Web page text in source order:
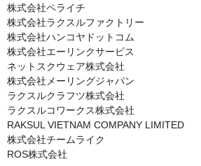
株式会社ペライチ
株式会社ラクスルファクトリー
株式会社ハンコヤドットコム
株式会社エーリンクサービス
ネットスクウェア株式会社
株式会社メーリングジャパン
ラクスルクラフツ株式会社
ラクスルコワークス株式会社
RAKSUL VIETNAM COMPANY LIMITED
株式会社チームライク
ROS株式会社